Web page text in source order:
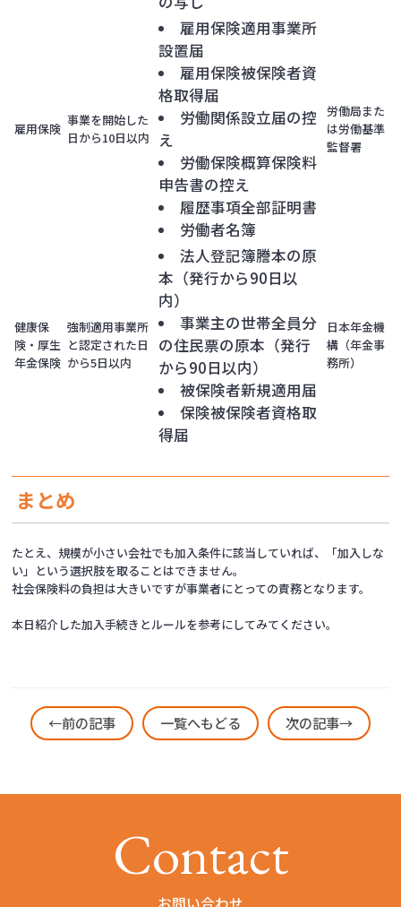
雇用保険
事業を開始した
日から10日以内
雇用保険適用事業所
設置届
雇用保険被保険者資
格取得届
労働関係設立届の控
え
労働保険概算保険料
申告書の控え
履歴事項全部証明書
労働者名簿
労働局また
は労働基準
監督署
健康保
険・厚生
年金保険
強制適用事業所
と認定された日
から5日以内
法人登記簿謄本の原
本（発行から90日以
内）
事業主の世帯全員分
の住民票の原本（発行
から90日以内）
被保険者新規適用届
保険被保険者資格取
得届
日本年金機
構（年金事
務所）
まとめ
たとえ、規模が小さい会社でも加入条件に該当していれば、「加入しな
い」という選択肢を取ることはできません。
社会保険料の負担は大きいですが事業者にとっての責務となります。
本日紹介した加入手続きとルールを参考にしてみてください。
←前の記事 一覧へもどる 次の記事→
Contact
お問い合わせ